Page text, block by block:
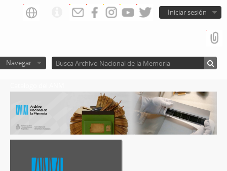
Iniciar sesión
Navegar